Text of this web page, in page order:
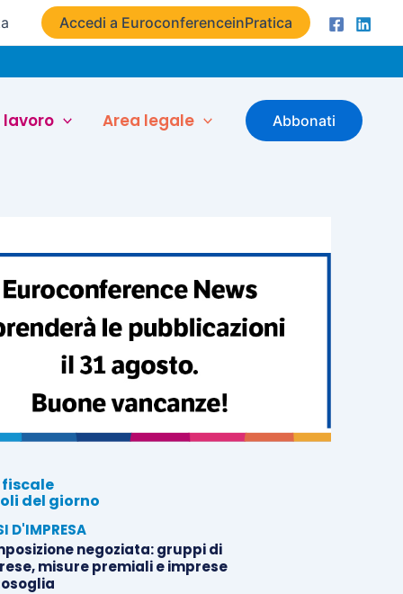
Accedi a EuroconferenceinPratica
lavoro Area legale Abbonati
del giorno
D'IMPRESA
negoziata: gruppi di
misure premiali e imprese